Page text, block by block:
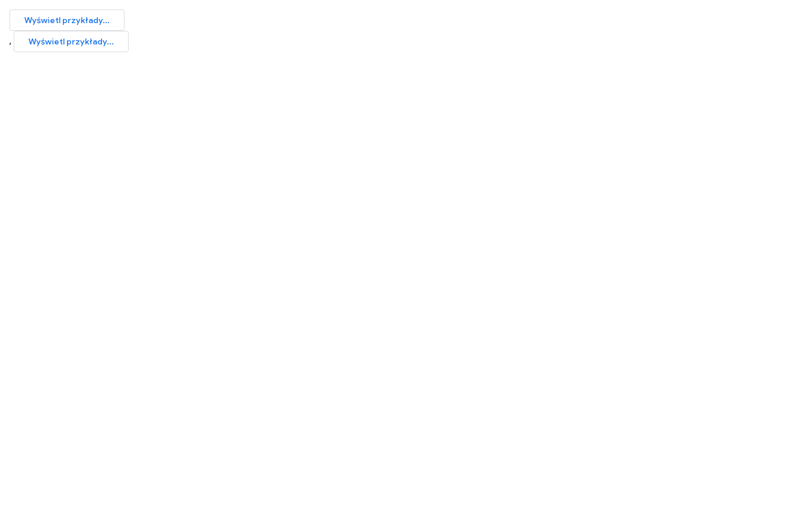
Wyświetl przykłady...
, Wyświetl przykłady...